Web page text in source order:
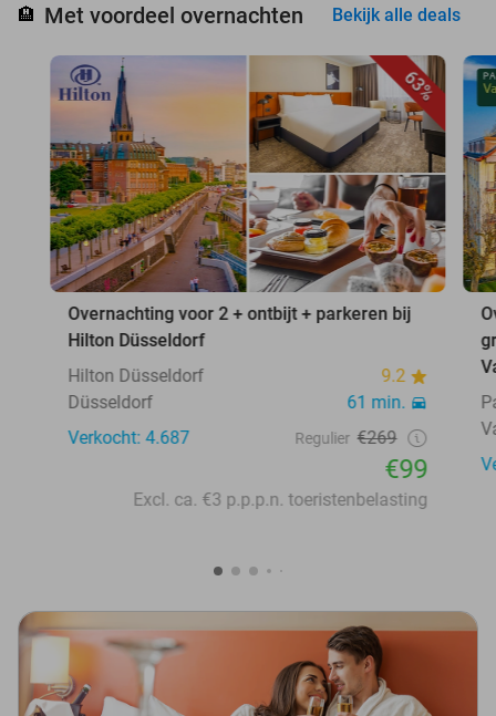
🏨 Met voordeel overnachten Bekijk alle deals
63%
Overnachting voor 2 + ontbijt + parkeren bij
Hilton Düsseldorf
Hilton Düsseldorf
9.2
Düsseldorf
61 min.
Verkocht: 4.687
Regulier €269
€99
Excl. ca. €3 p.p.p.n. toeristenbelasting